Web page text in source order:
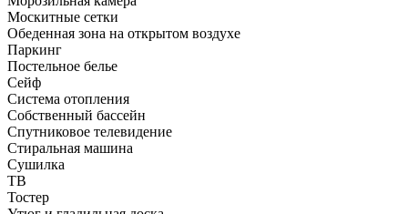
Москитные сетки
Обеденная зона на открытом воздухе
Паркинг
Постельное белье
Сейф
Система отопления
Собственный бассейн
Спутниковое телевидение
Стиральная машина
Сушилка
ТВ
Тостер